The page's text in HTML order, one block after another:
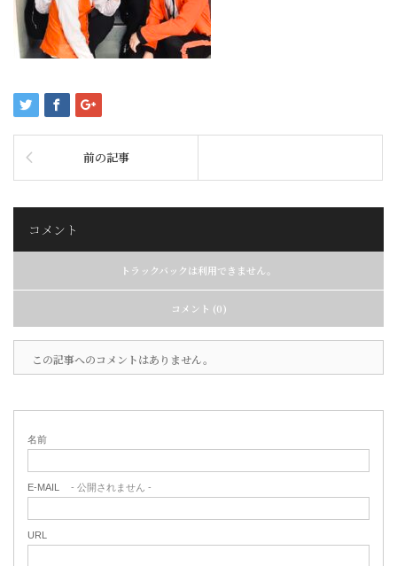
前の記事
コメント
トラックバックは利用できません。
コメント (0)
この記事へのコメントはありません。
名前
E-MAIL - 公開されません -
URL